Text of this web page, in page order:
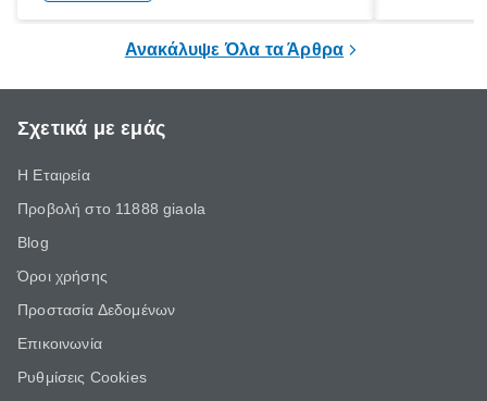
Ανακάλυψε Όλα τα Άρθρα
Σχετικά με εμάς
Η Εταιρεία
Προβολή στο 11888 giaola
Blog
Όροι χρήσης
Προστασία Δεδομένων
Επικοινωνία
Ρυθμίσεις Cookies